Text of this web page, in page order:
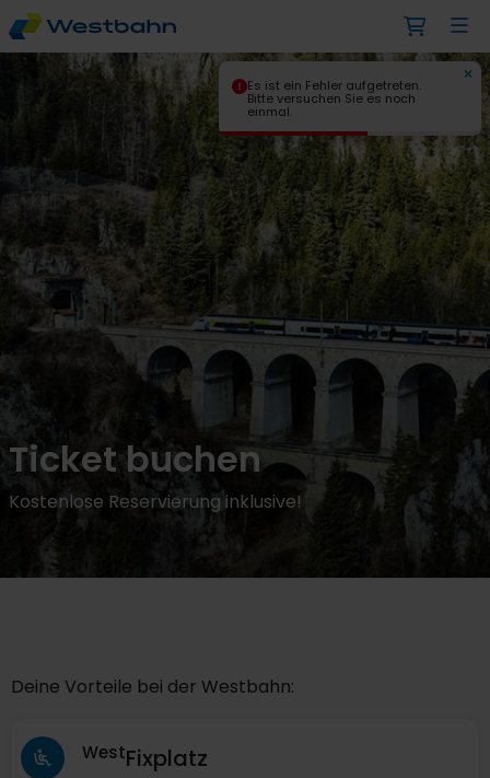
Ticket buchen
Kostenlose Reservierung inklusive!
Deine Vorteile bei der Westbahn:
WestFixplatz
Es ist ein Fehler aufgetreten.
Bitte versuchen Sie es noch
einmal.